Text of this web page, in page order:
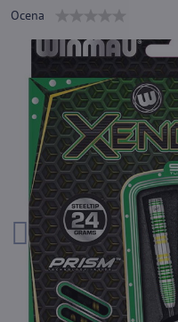
Ocena